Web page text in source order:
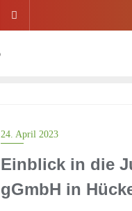
24. April 2023
Einblick in die
gGmbH in